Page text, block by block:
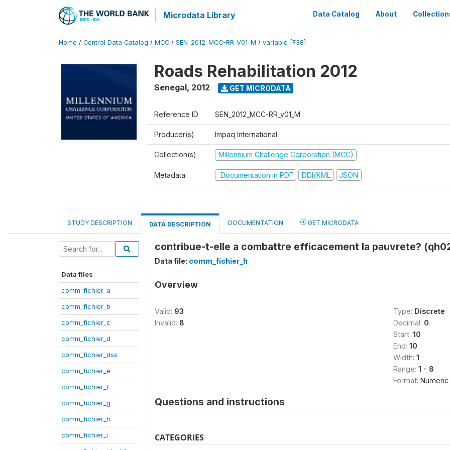
Microdata Library Data Catalog About
Home / Central Data Catalog / MCC / SEN_2012_MCC-RR_V01_M / variable [F38]
Roads Rehabilitation 2012
Senegal, 2012 GET MICRODATA
Reference ID SEN_2012_MCC-RR_v01_M
Producer(s) Impaq International
Collection(s) Millennium Challenge Corporation (MCC)
Metadata Documentation in PDF DDI/XML JSON
STUDY DESCRIPTION DATA DESCRIPTION DOCUMENTATION GET MICRODATA
Data files
comm_fichier_a
comm_fichier_b
comm_fichier_c
comm_fichier_d
comm_fichier_dss
comm_fichier_e
comm_fichier_f
comm_fichier_g
comm_fichier_h
comm_fichier_i
contribue-t-elle a combattre efficacement la pauvrete?
Data file: comm_fichier_h
Overview
Valid: 93
Invalid: 8
Type: Discrete
Decimal: 0
Start: 10
End: 10
Width: 1
Range: 1 - 8
Format: Numeric
Questions and instructions
CATEGORIES